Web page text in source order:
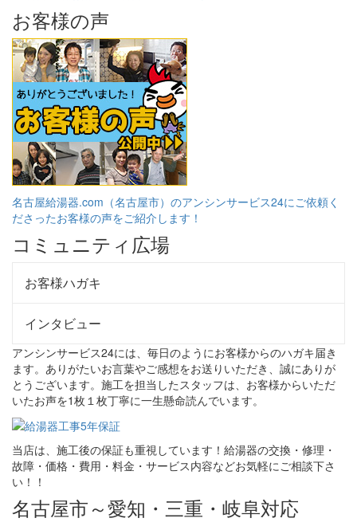
お客様の声
名古屋給湯器.com（名古屋市）のアンシンサービス24にご依頼く
ださったお客様の声をご紹介します！
コミュニティ広場
お客様ハガキ
インタビュー
アンシンサービス24には、毎日のようにお客様からのハガキ届き
ます。ありがたいお言葉やご感想をお送りいただき、誠にありが
とうございます。施工を担当したスタッフは、お客様からいただ
いたお声を1枚１枚丁寧に一生懸命読んでいます。
当店は、施工後の保証も重視しています！給湯器の交換・修理・
故障・価格・費用・料金・サービス内容などお気軽にご相談下さ
い！！
名古屋市～愛知・三重・岐阜対応